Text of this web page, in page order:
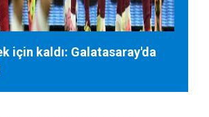
için kaldı: Galatasaray'da